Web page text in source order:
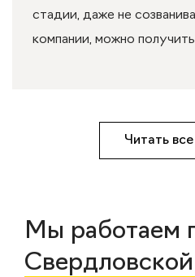
стадии, даже не
компании, можно получить
Читать
Мы работаем